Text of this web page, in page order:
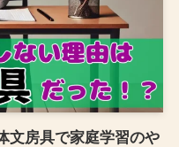
文房具で家庭学習のや